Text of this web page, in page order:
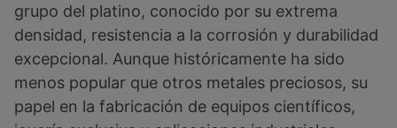
grupo del platino, conocido por su extrema
densidad, resistencia a la corrosión y durabilidad
excepcional. Aunque históricamente ha sido
menos popular que otros metales preciosos, su
papel en la fabricación de equipos científicos,